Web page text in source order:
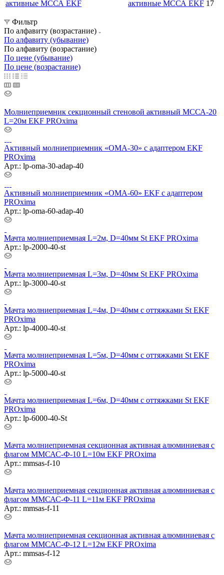
активные МССА EKF 17
Фильтр
По алфавиту (возрастание)
По алфавиту (убывание)
По алфавиту (возрастание)
По цене (убывание)
По цене (возрастание)
Молниеприемник секционный стеновой активный МССА-20
L=20м EKF PROxima
Активный молниеприемник «ОМА-30» с адаптером EKF
PROxima
Арт.: lp-oma-30-adap-40
Активный молниеприемник «ОМА-60» EKF с адаптером
PROxima
Арт.: lp-oma-60-adap-40
Мачта молниеприемная L=2м, D=40мм St EKF PROxima
Арт.: lp-2000-40-st
Мачта молниеприемная L=3м, D=40мм St EKF PROxima
Арт.: lp-3000-40-st
Мачта молниеприемная L=4м, D=40мм с оттяжками St EKF
PROxima
Арт.: lp-4000-40-st
Мачта молниеприемная L=5м, D=40мм с оттяжками St EKF
PROxima
Арт.: lp-5000-40-st
Мачта молниеприемная L=6м, D=40мм с оттяжками St EKF
PROxima
Арт.: lp-6000-40-St
Мачта молниеприемная секционная активная алюминиевая c
флагом ММСАС-Ф-10 L=10м EKF PROxima
Арт.: mmsas-f-10
Мачта молниеприемная секционная активная алюминиевая c
флагом ММСАС-Ф-11 L=11м EKF PROxima
Арт.: mmsas-f-11
Мачта молниеприемная секционная активная алюминиевая c
флагом ММСАС-Ф-12 L=12м EKF PROxima
Арт.: mmsas-f-12